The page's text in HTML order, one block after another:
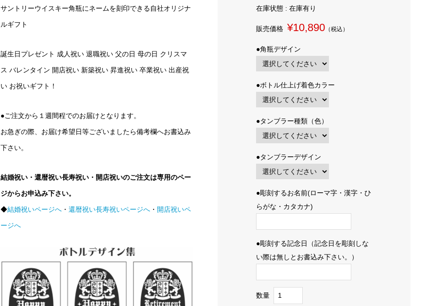
サントリーウイスキー角瓶にネームを刻印できる自社オリジナ
ルギフト
誕生日プレゼント 成人祝い 退職祝い 父の日 母の日 クリスマ
ス バレンタイン 開店祝い 新築祝い 昇進祝い 卒業祝い 出産祝
い お祝いギフト！
●ご注文から１週間程でのお届けとなります。
お急ぎの際、お届け希望日等ございましたら備考欄へお書込み
下さい。
結婚祝い・還暦祝い長寿祝い・開店祝いのご注文は専用のペー
ジからお申込み下さい。
◆結婚祝いページへ・ 還暦祝い長寿祝いページへ・ 開店祝いペ
ージへ
在庫状態 : 在庫有り
販売価格 ¥10,890 （税込）
●角瓶デザイン
●ボトル仕上げ着色カラー
●タンブラー種類（色）
●タンブラーデザイン
●彫刻するお名前(ローマ字・漢字・ひ
らがな・カタカナ)
●彫刻する記念日（記念日を彫刻しな
い際は無しとお書込み下さい。）
数量